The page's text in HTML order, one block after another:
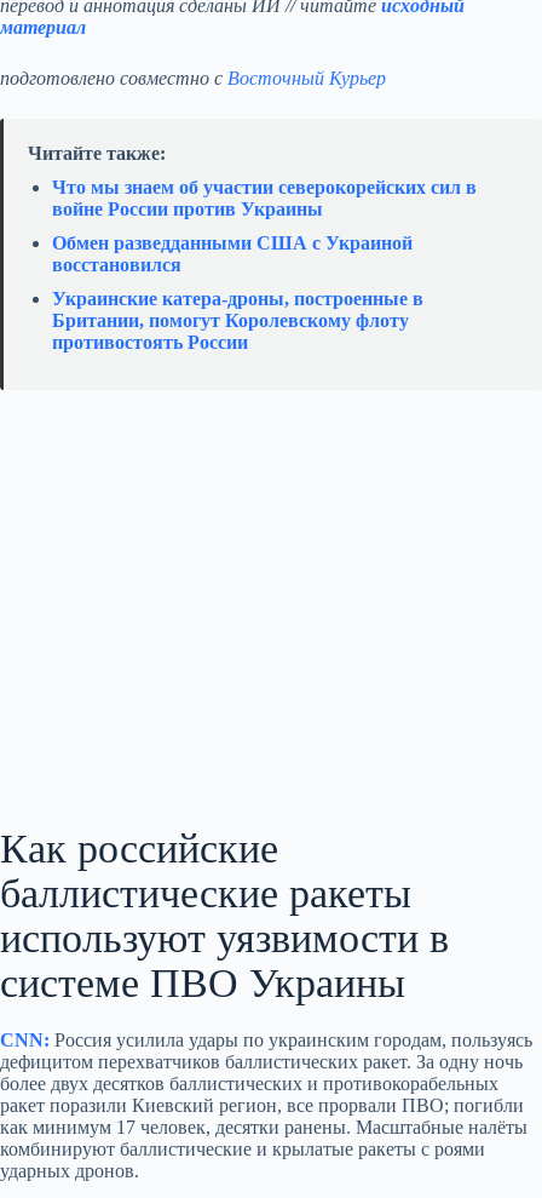
перевод и аннотация сделаны ИИ // читайте исходный
материал
подготовлено совместно с Восточный Курьер
Читайте также:
Что мы знаем об участии северокорейских сил в
войне России против Украины
Обмен разведданными США с Украиной
восстановился
Украинские катера‑дроны, построенные в
Британии, помогут Королевскому флоту
противостоять России
Как российские
баллистические ракеты
используют уязвимости в
системе ПВО Украины
CNN: Россия усилила удары по украинским городам, пользуясь
дефицитом перехватчиков баллистических ракет. За одну ночь
более двух десятков баллистических и противокорабельных
ракет поразили Киевский регион, все прорвали ПВО; погибли
как минимум 17 человек, десятки ранены. Масштабные налёты
комбинируют баллистические и крылатые ракеты с роями
ударных дронов.